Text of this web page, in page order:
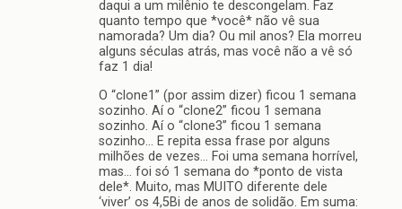
daqui a um milênio te descongelam. Faz
quanto tempo que *você* não vê sua
namorada? Um dia? Ou mil anos? Ela morreu
alguns séculas atrás, mas você não a vê só
faz 1 dia!
O “clone1” (por assim dizer) ficou 1 semana
sozinho. Aí o “clone2” ficou 1 semana
sozinho. Aí o “clone3” ficou 1 semana
sozinho… E repita essa frase por alguns
milhões de vezes… Foi uma semana horrível,
mas… foi só 1 semana do *ponto de vista
dele*. Muito, mas MUITO diferente dele
‘viver’ os 4,5Bi de anos de solidão. Em suma: